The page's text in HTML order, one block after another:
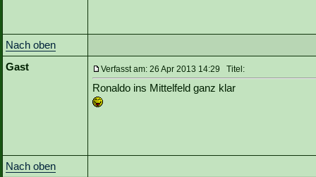
Nach oben
Gast
Verfasst am: 26 Apr 2013 14:29 Titel:
Ronaldo ins Mittelfeld ganz klar
Nach oben